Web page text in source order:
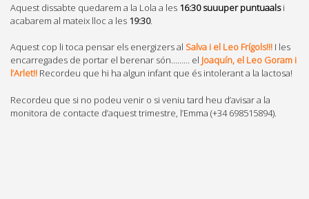
Aquest dissabte quedarem a la Lola a les 16:30 suuuper puntuaalsi
acabarem al mateix lloc a les 19:30.
Aquest cop li toca pensar els energizers al Salva i el Leo Frígols!!! I les
encarregades de portar el berenar són……… el Joaquín, el Leo Goram i
l’Arlet!! Recordeu que hi ha algun infant que és intolerant a la lactosa!
Recordeu que si no podeu venir o si veniu tard heu d’avisar a la
monitora de contacte d’aquest trimestre, l’Emma (+34 698515894).